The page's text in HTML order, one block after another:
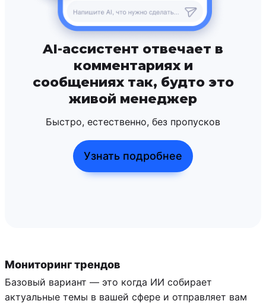
AI-ассистент отвечает в
комментариях и
сообщениях так, будто это
живой менеджер
Быстро, естественно, без пропусков
Узнать подробнее
Мониторинг трендов
Базовый вариант — это когда ИИ собирает
актуальные темы в вашей сфере и отправляет вам